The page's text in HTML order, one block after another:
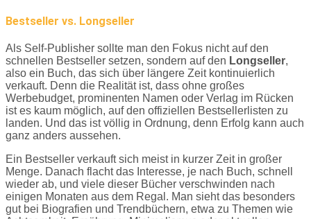
Bestseller vs. Longseller
Als Self-Publisher sollte man den Fokus nicht auf den
schnellen Bestseller setzen, sondern auf den Longseller,
also ein Buch, das sich über längere Zeit kontinuierlich
verkauft. Denn die Realität ist, dass ohne großes
Werbebudget, prominenten Namen oder Verlag im Rücken
ist es kaum möglich, auf den offiziellen Bestsellerlisten zu
landen. Und das ist völlig in Ordnung, denn Erfolg kann auch
ganz anders aussehen.
Ein Bestseller verkauft sich meist in kurzer Zeit in großer
Menge. Danach flacht das Interesse, je nach Buch, schnell
wieder ab, und viele dieser Bücher verschwinden nach
einigen Monaten aus dem Regal. Man sieht das besonders
gut bei Biografien und Trendbüchern, etwa zu Themen wie